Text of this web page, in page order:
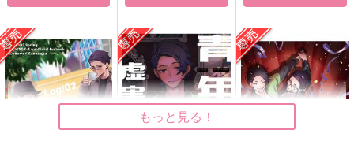
mirage song
C3H8O3
1,572円（税込）
山田利吉×土井半助
この素晴らしい街でき
みと過ごした初めての
時間
C3H8O3
3,929円（税込）
キョウヤ×カラスバ
くらがりのカタルシス
うすべに文庫
1,991円（税込）
イデア×アズール
もっと見る！